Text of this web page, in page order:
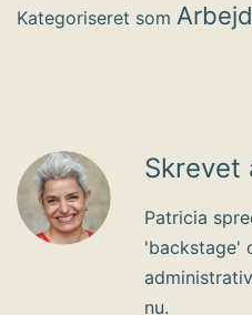
Kategoriseret som
Skrevet
Patricia
'backstage'
nu.